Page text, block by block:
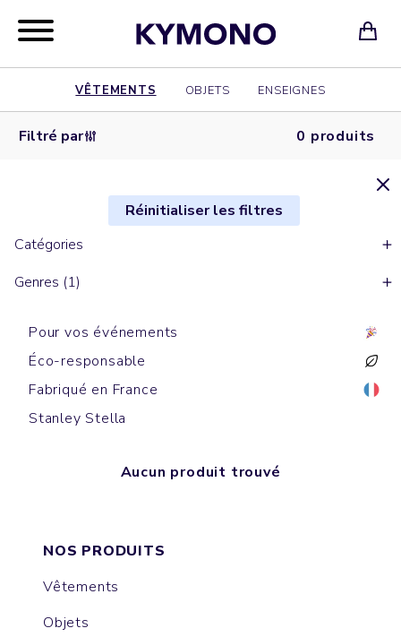
VÊTEMENTS OBJETS ENSEIGNES
Filtré par 0 produits
Réinitialiser les filtres
Catégories
Genres (1)
Pour vos événements
Éco-responsable
Fabriqué en France
Stanley Stella
Aucun produit trouvé
NOS PRODUITS
Vêtements
Objets